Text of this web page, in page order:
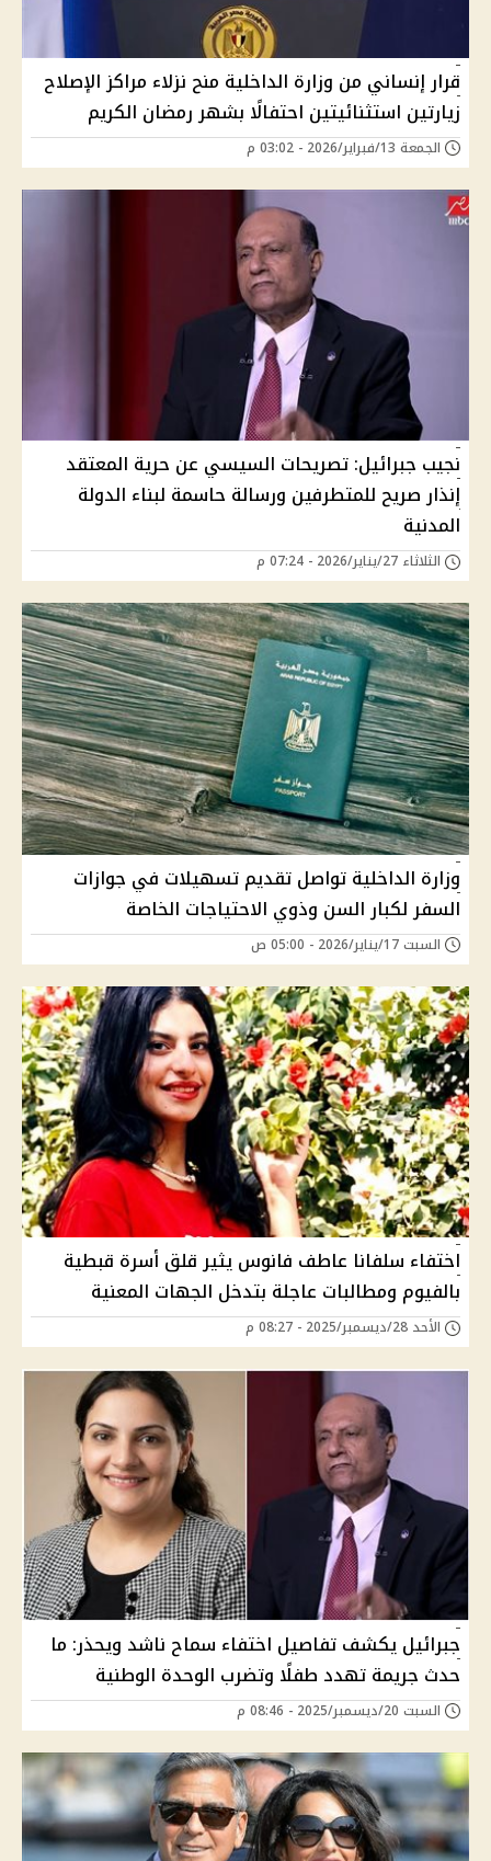
قرار إنساني من وزارة الداخلية منح نزلاء مراكز الإصلاح
زيارتين استثنائيتين احتفالًا بشهر رمضان الكريم
الجمعة 13/فبراير/2026 - 03:02 م
نجيب جبرائيل: تصريحات السيسي عن حرية المعتقد
إنذار صريح للمتطرفين ورسالة حاسمة لبناء الدولة
المدنية
الثلاثاء 27/يناير/2026 - 07:24 م
وزارة الداخلية تواصل تقديم تسهيلات في جوازات
السفر لكبار السن وذوي الاحتياجات الخاصة
السبت 17/يناير/2026 - 05:00 ص
اختفاء سلفانا عاطف فانوس يثير قلق أسرة قبطية
بالفيوم ومطالبات عاجلة بتدخل الجهات المعنية
الأحد 28/ديسمبر/2025 - 08:27 م
جبرائيل يكشف تفاصيل اختفاء سماح ناشد ويحذر: ما
حدث جريمة تهدد طفلًا وتضرب الوحدة الوطنية
السبت 20/ديسمبر/2025 - 08:46 م